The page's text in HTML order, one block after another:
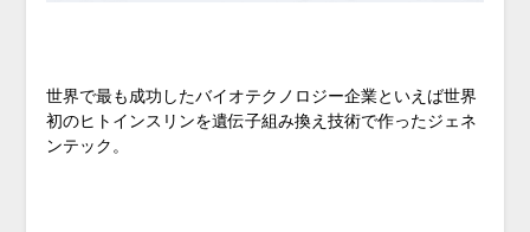
世界で最も成功したバイオテクノロジー企業といえば世界
初のヒトインスリンを遺伝子組み換え技術で作ったジェネ
ンテック。